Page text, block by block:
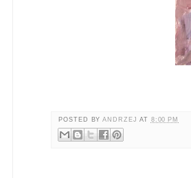
POSTED BYANDRZEJ AT 8:00 PM